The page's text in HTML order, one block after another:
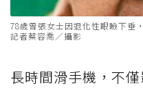
78歲曾張女士因退化性眼瞼下垂
記者蔡容喬／攝影
長時間滑手機，不